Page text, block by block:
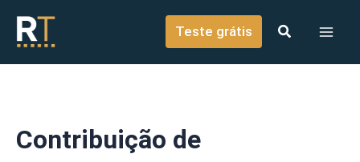
conteúdo
Teste grátis
Contribuição de